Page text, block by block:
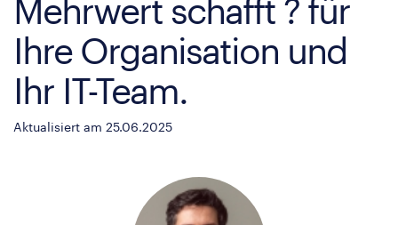
Mehrwert schafft ? für
Ihre Organisation und
Ihr IT-Team.
Aktualisiert am 25.06.2025